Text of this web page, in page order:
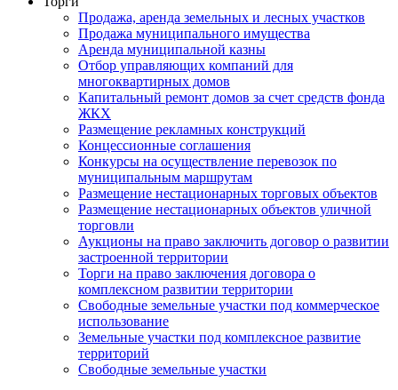
Продажа, аренда земельных и лесных участков
Продажа муниципального имущества
Аренда муниципальной казны
Отбор управляющих компаний для
многоквартирных домов
Капитальный ремонт домов за счет средств фонда
ЖКХ
Размещение рекламных конструкций
Концессионные соглашения
Конкурсы на осуществление перевозок по
муниципальным маршрутам
Размещение нестационарных торговых объектов
Размещение нестационарных объектов уличной
торговли
Аукционы на право заключить договор о развитии
застроенной территории
Торги на право заключения договора о
комплексном развитии территории
Свободные земельные участки под коммерческое
использование
Земельные участки под комплексное развитие
территорий
Свободные земельные участки